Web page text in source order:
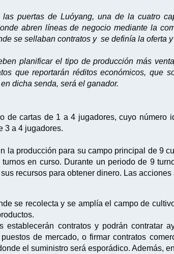
puertas de Luóyang, una de la cuatro
abren líneas de negocio mediante la
se sellaban contratos y se definía la oferta
planificar el tipo de producción más
que reportarán réditos económicos,
dicha senda, será el ganador.
de cartas de 1 a 4 jugadores, cuyo número
3 a 4 jugadores.
la producción para su campo principal de 9
en curso. Durante un periodo de 9
recursos para obtener dinero. Las
se recolecta y se amplía el campo de
establecerán contratos y podrán contratar
de mercado, o firmar contratos
el suministro será esporádico. Además,